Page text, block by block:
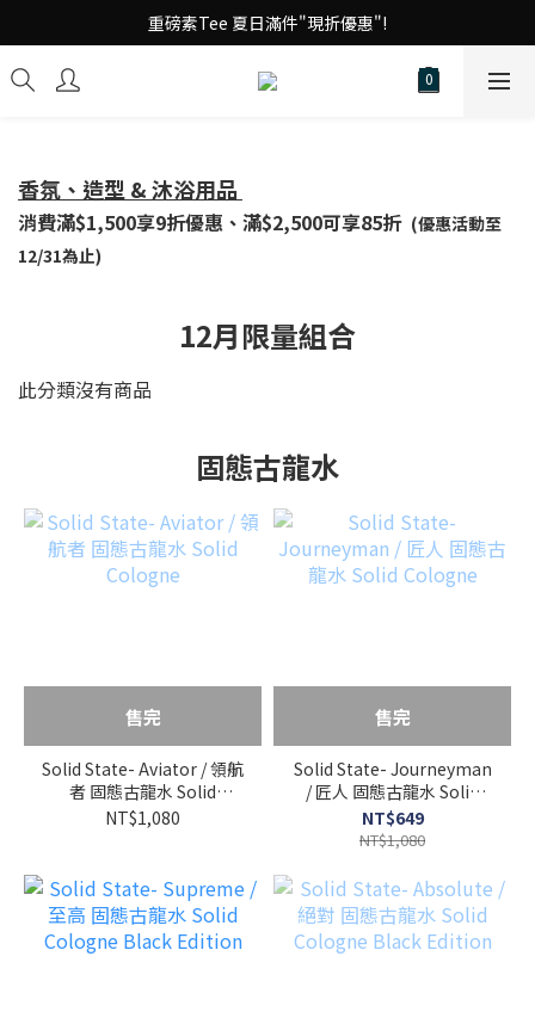
台 港 澳 消費滿千享免運!
重磅素Tee 夏日滿件"現折優惠"!
台 港 澳 消費滿千享免運!
香氛、造型 & 沐浴用品
消費滿$1,500享9折優惠、滿$2,500可享85折 (優惠活動至
12/31為止)
12月限量組合
此分類沒有商品
固態古龍水
售完
Solid State- Aviator / 領航
者 固態古龍水 Solid
Cologne
NT$1,080
售完
Solid State- Journeyman
/ 匠人 固態古龍水 Solid
Cologne
NT$649
NT$1,080